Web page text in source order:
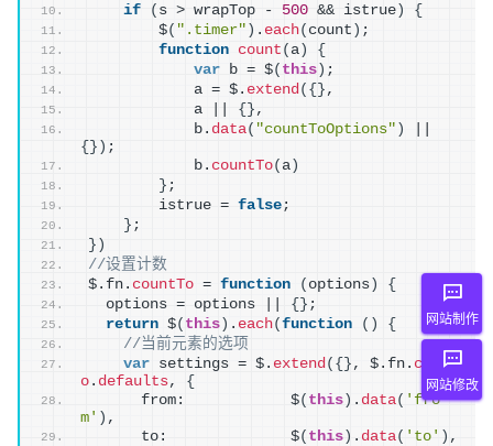
if ( s > wrapTop - 500 && istrue)
{
        $
( ".timer" ) . each( count ) ;
function count ( a)
{
var b = $( this) ;
            a = $.
extend ( {} ,
            a ||
{} ,
            b.
data( "countToOptions" )
{} ) ;
            b.
countTo( a)
} ;
        istrue =
false ;
} ;
} )
//设置计数
$.fn. countTo = function ( options)
{
  options = options ||
{} ;
return $( this) . each(function ( )
{
//当前元素的选项
var settings = $. extend ( {} , $.fn. countT
o . defaults, {
      from:            $
( this) . data( 'fro
m' ) ,
      to:              $
( this) . data( 'to' ) ,
网站制作
网站修改